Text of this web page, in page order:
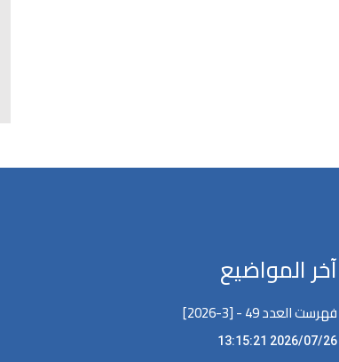
آخر المواضيع
فهرست العدد 49 - [3-2026]
2026/07/26 13:15:21